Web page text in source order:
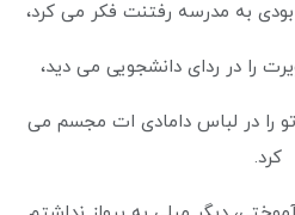
به مدرسه رفتنت فکر می کرد،
را در ردای دانشجویی می دید،
را در لباس دامادی ات مجسم می
کرد.